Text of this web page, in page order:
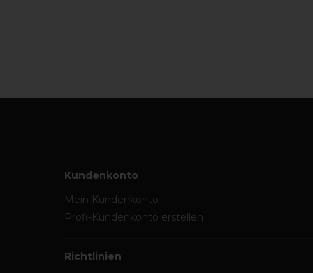
Kundenkonto
Mein Kundenkonto
Profi-Kundenkonto erstellen
Richtlinien